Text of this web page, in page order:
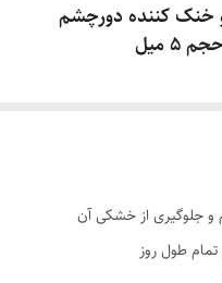
خنک کننده دورچشم
طول روز